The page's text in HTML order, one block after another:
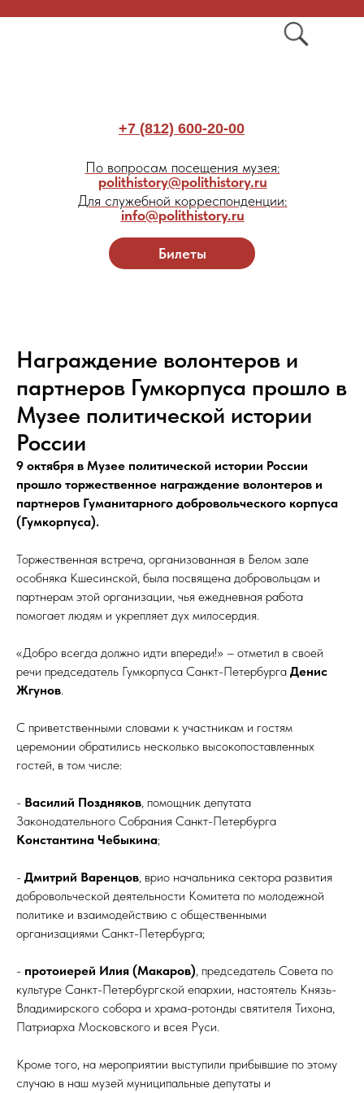
Билеты
+7 (812) 600-20-00
По вопросам посещения музея:
polithistory@polithistory.ru
Для служебной корреспонденции:
info@polithistory.ru
Награждение волонтеров и
партнеров Гумкорпуса прошло в
Музее политической истории
России
9 октября в Музее политической истории России
прошло торжественное награждение волонтеров и
партнеров Гуманитарного добровольческого корпуса
(Гумкорпуса).
Торжественная встреча, организованная в Белом зале
особняка Кшесинской, была посвящена добровольцам и
партнерам этой организации, чья ежедневная работа
помогает людям и укрепляет дух милосердия.
«Добро всегда должно идти впереди!» – отметил в своей
речи председатель Гумкорпуса Санкт-Петербурга Денис
Жгунов.
С приветственными словами к участникам и гостям
церемонии обратились несколько высокопоставленных
гостей, в том числе:
- Василий Поздняков, помощник депутата
Законодательного Собрания Санкт-Петербурга
Константина Чебыкина;
- Дмитрий Варенцов, врио начальника сектора развития
добровольческой деятельности Комитета по молодежной
политике и взаимодействию с общественными
организациями Санкт-Петербурга;
- протоиерей Илия (Макаров), председатель Совета по
культуре Санкт-Петербургской епархии, настоятель Князь-
Владимирского собора и храма-ротонды святителя Тихона,
Патриарха Московского и всея Руси.
Кроме того, на мероприятии выступили прибывшие по этому
случаю в наш музей муниципальные депутаты и